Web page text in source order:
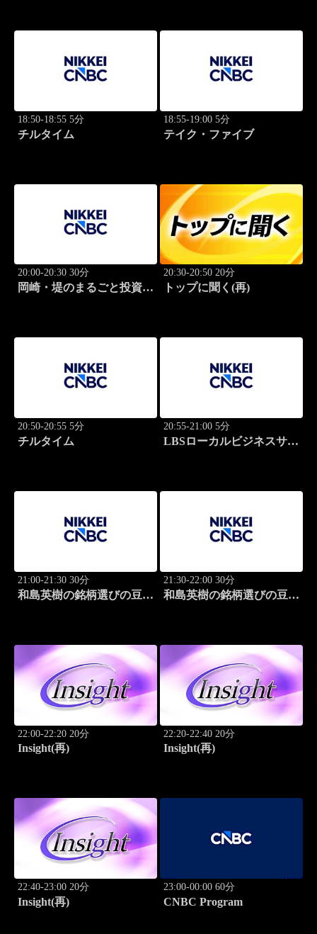
18:50-18:55 5分
チルタイム
18:55-19:00 5分
テイク・ファイブ
20:00-20:30 30分
岡崎・堤のまるごと投資道
20:30-20:50 20分
トップに聞く(再)
20:50-20:55 5分
チルタイム
20:55-21:00 5分
LBSローカルビジネスサテ
21:00-21:30 30分
和島英樹の銘柄選びの豆知
21:30-22:00 30分
和島英樹の銘柄選びの豆知
22:00-22:20 20分
Insight(再)
22:20-22:40 20分
Insight(再)
22:40-23:00 20分
Insight(再)
23:00-00:00 60分
CNBC Program